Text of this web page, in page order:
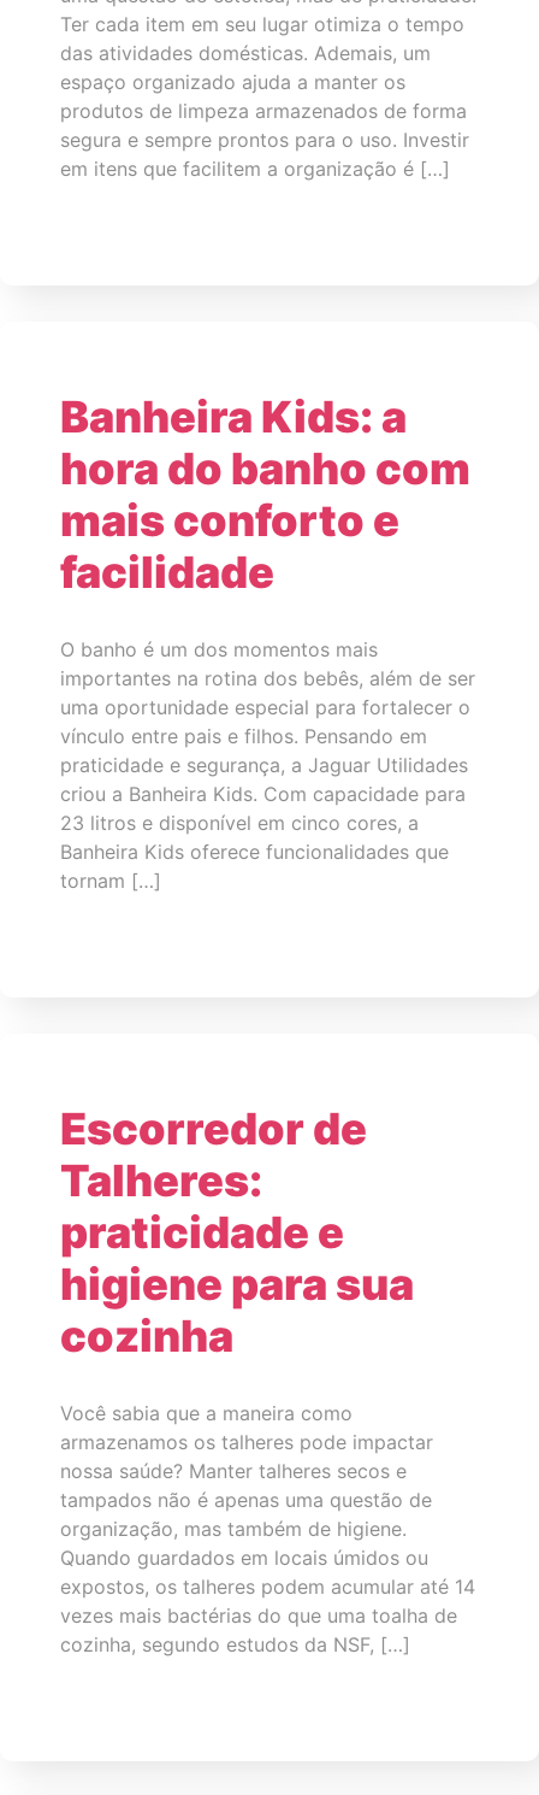
Ter cada item em seu lugar otimiza o tempo
das atividades domésticas. Ademais, um
espaço organizado ajuda a manter os
produtos de limpeza armazenados de forma
segura e sempre prontos para o uso. Investir
em itens que facilitem a organização é […]
Banheira Kids: a
hora do banho com
mais conforto e
facilidade
O banho é um dos momentos mais
importantes na rotina dos bebês, além de ser
uma oportunidade especial para fortalecer o
vínculo entre pais e filhos. Pensando em
praticidade e segurança, a Jaguar Utilidades
criou a Banheira Kids. Com capacidade para
23 litros e disponível em cinco cores, a
Banheira Kids oferece funcionalidades que
tornam […]
Escorredor de
Talheres:
praticidade e
higiene para sua
cozinha
Você sabia que a maneira como
armazenamos os talheres pode impactar
nossa saúde? Manter talheres secos e
tampados não é apenas uma questão de
organização, mas também de higiene.
Quando guardados em locais úmidos ou
expostos, os talheres podem acumular até 14
vezes mais bactérias do que uma toalha de
cozinha, segundo estudos da NSF, […]